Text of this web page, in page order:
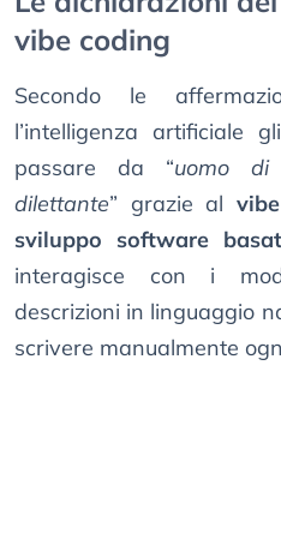
vibe coding
Secondo le
l’intelligenza artificiale
passare da “uomo di
dilettante” grazie al
sviluppo software
interagisce con i
descrizioni in linguaggio
scrivere manualmente